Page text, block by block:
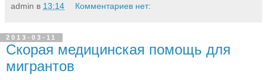
admin в 13:14 Комментариев нет:
2013-03-11
Скорая медицинская помощь для
мигрантов